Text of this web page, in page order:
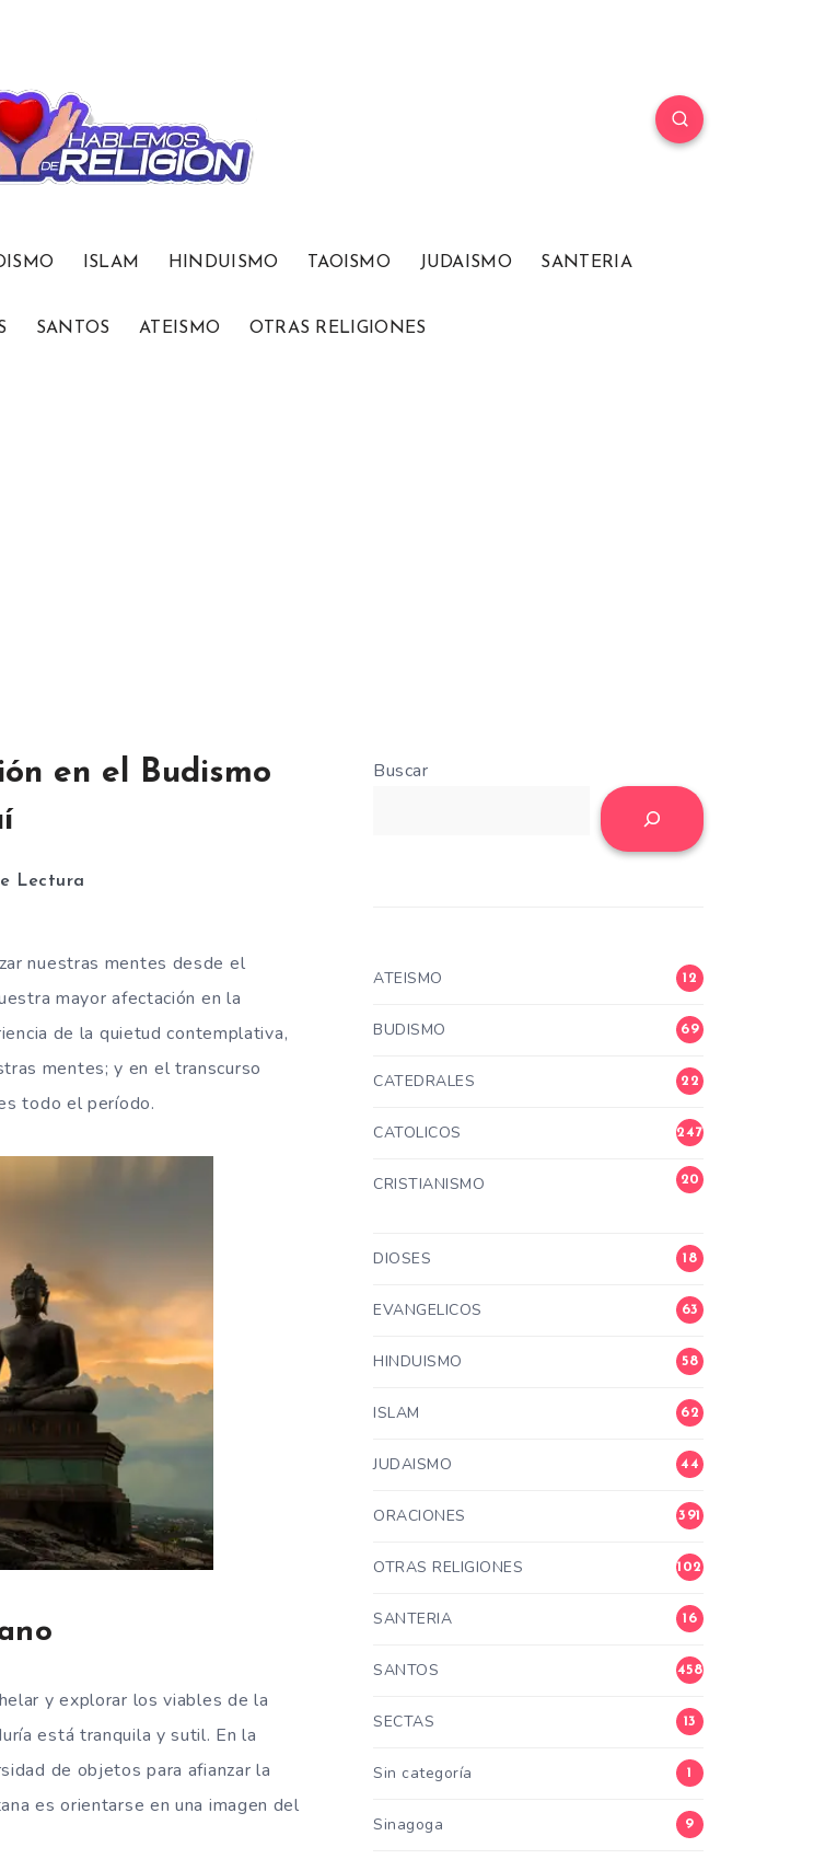
ISLAM HINDUISMO TAOISMO JUDAISMO SANTERIA
SANTOS ATEISMO OTRAS RELIGIONES
en el Budismo
Lectura
nuestras mentes desde el
mayor afectación en la
de la quietud contemplativa,
mentes; y en el transcurso
todo el período.
y explorar los viables de la
está tranquila y sutil. En la
de objetos para afianzar la
es orientarse en una imagen del
Buscar
ATEISMO 12
BUDISMO 69
CATEDRALES 22
CATOLICOS 247
CRISTIANISMO
20
DIOSES 18
EVANGELICOS 63
HINDUISMO 58
ISLAM 62
JUDAISMO 44
ORACIONES 391
OTRAS RELIGIONES 102
SANTERIA 16
SANTOS 458
SECTAS 13
Sin categoría 1
Sinagoga 9